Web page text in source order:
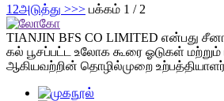
1 2அடுத்து >>> பக்கம் 1 / 2
TIANJIN BFS CO LIMITED என்பது
கல் பூசப்பட்ட உலோக கூரை ஓடுகள் மற்றும்
ஆகியவற்றின் தொழில்முறை